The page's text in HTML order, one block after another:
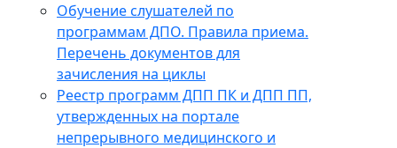
Обучение слушателей по
программам ДПО. Правила приема.
Перечень документов для
зачисления на циклы
Реестр программ ДПП ПК и ДПП ПП,
утвержденных на портале
непрерывного медицинского и